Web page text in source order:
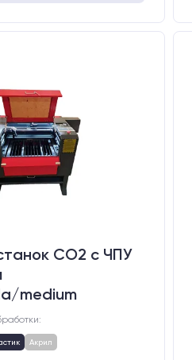
CO2 c ЧПУ
medium
Акрил